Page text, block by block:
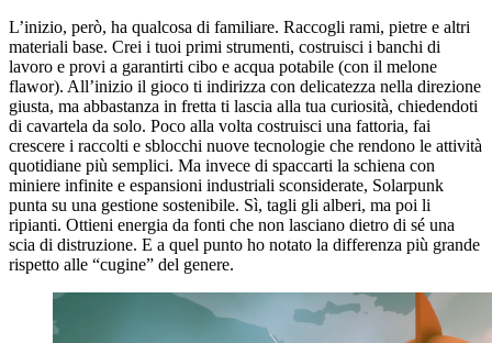
L’inizio, però, ha qualcosa di familiare. Raccogli rami, pietre e altri
materiali base. Crei i tuoi primi strumenti, costruisci i banchi di
lavoro e provi a garantirti cibo e acqua potabile (con il melone
flawor). All’inizio il gioco ti indirizza con delicatezza nella direzione
giusta, ma abbastanza in fretta ti lascia alla tua curiosità, chiedendoti
di cavartela da solo. Poco alla volta costruisci una fattoria, fai
crescere i raccolti e sblocchi nuove tecnologie che rendono le attività
quotidiane più semplici. Ma invece di spaccarti la schiena con
miniere infinite e espansioni industriali sconsiderate, Solarpunk
punta su una gestione sostenibile. Sì, tagli gli alberi, ma poi li
ripianti. Ottieni energia da fonti che non lasciano dietro di sé una
scia di distruzione. E a quel punto ho notato la differenza più grande
rispetto alle “cugine” del genere.